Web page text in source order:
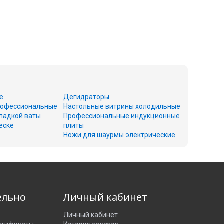
ваты
Дегидраторы
Настольные витрины холодильные
Профессиональные индукционные
плиты
Ножи для шаурмы электрические
Личный кабинет
Личный кабинет